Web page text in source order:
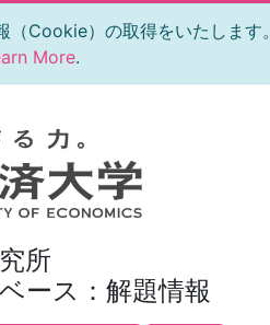
Cookie）の取得をいたします。
More.
所
ース：解題情報